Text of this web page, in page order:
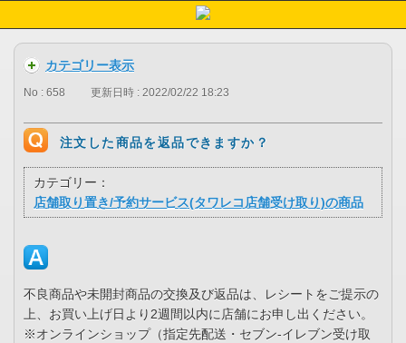
カテゴリー表示
No : 658 更新日時 : 2022/02/22 18:23
注文した商品を返品できますか？
カテゴリー：
店舗取り置き/予約サービス(タワレコ店舗受け取り)の商品
不良商品や未開封商品の交換及び返品は、レシートをご提示の
上、お買い上げ日より2週間以内に店舗にお申し出ください。
※オンラインショップ（指定先配送・セブン-イレブン受け取